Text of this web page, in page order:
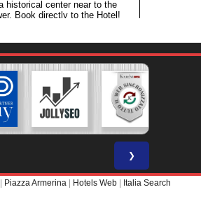
❯
Piazza Armerina Hotels Web Italia Search